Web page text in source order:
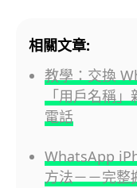
相關文章:
教學：交換
「用戶名稱」
電話
WhatsApp
方法－－完整